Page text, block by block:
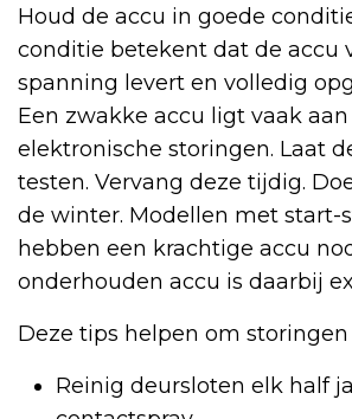
Houd de accu in goede
conditie betekent dat de accu
spanning levert en volledig
Een zwakke accu ligt vaak
elektronische storingen. Laat
testen. Vervang deze tijdig.
de winter. Modellen met start-
hebben een krachtige accu
onderhouden accu is daarbij
Deze tips helpen om
Reinig deursloten elk half